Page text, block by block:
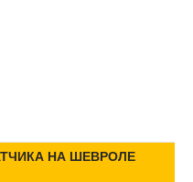
НА ШЕВРОЛЕ